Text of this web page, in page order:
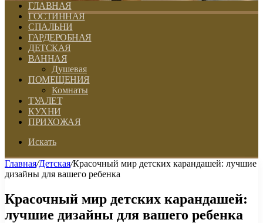
ГЛАВНАЯ
ГОСТИННАЯ
СПАЛЬНИ
ГАРДЕРОБНАЯ
ДЕТСКАЯ
ВАННАЯ
Душевая
ПОМЕЩЕНИЯ
Комнаты
ТУАЛЕТ
КУХНИ
ПРИХОЖАЯ
Искать
Главная/Детская/Красочный мир детских карандашей: лучшие
дизайны для вашего ребенка
Красочный мир детских карандашей:
лучшие дизайны для вашего ребенка